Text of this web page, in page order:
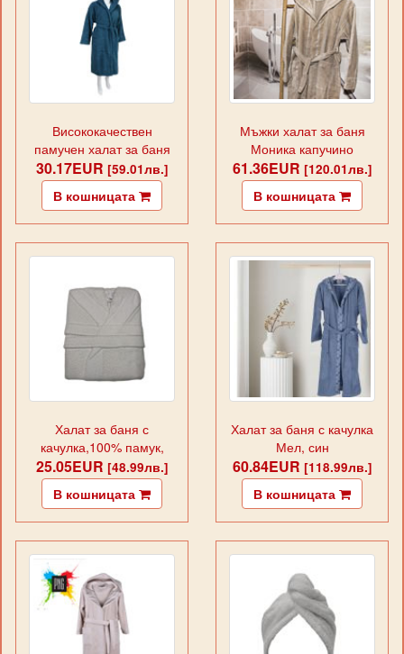
Висококачествен
памучен халат за баня
НЮ УЕЙВ ПЕТРОЛ
30.17EUR [59.01лв.]
В кошницата
Мъжки халат за баня
Моника капучино
61.36EUR [120.01лв.]
В кошницата
Халат за баня с
качулка,100% памук,
бяло
25.05EUR [48.99лв.]
В кошницата
Халат за баня с качулка
Мел, син
60.84EUR [118.99лв.]
В кошницата